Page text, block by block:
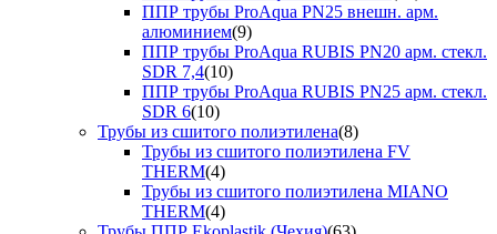
ППР трубы ProAqua PN25 внешн. арм.
алюминием(9)
ППР трубы ProAqua RUBIS PN20 арм. стекл.
SDR 7,4(10)
ППР трубы ProAqua RUBIS PN25 арм. стекл.
SDR 6(10)
Трубы из сшитого полиэтилена(8)
Трубы из сшитого полиэтилена FV
THERM(4)
Трубы из сшитого полиэтилена MIANO
THERM(4)